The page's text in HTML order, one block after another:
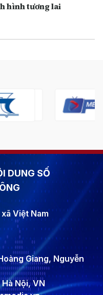
hình tương lai
DUNG SỐ
Việt Nam
Giang, Nguyễn
Nội, VN